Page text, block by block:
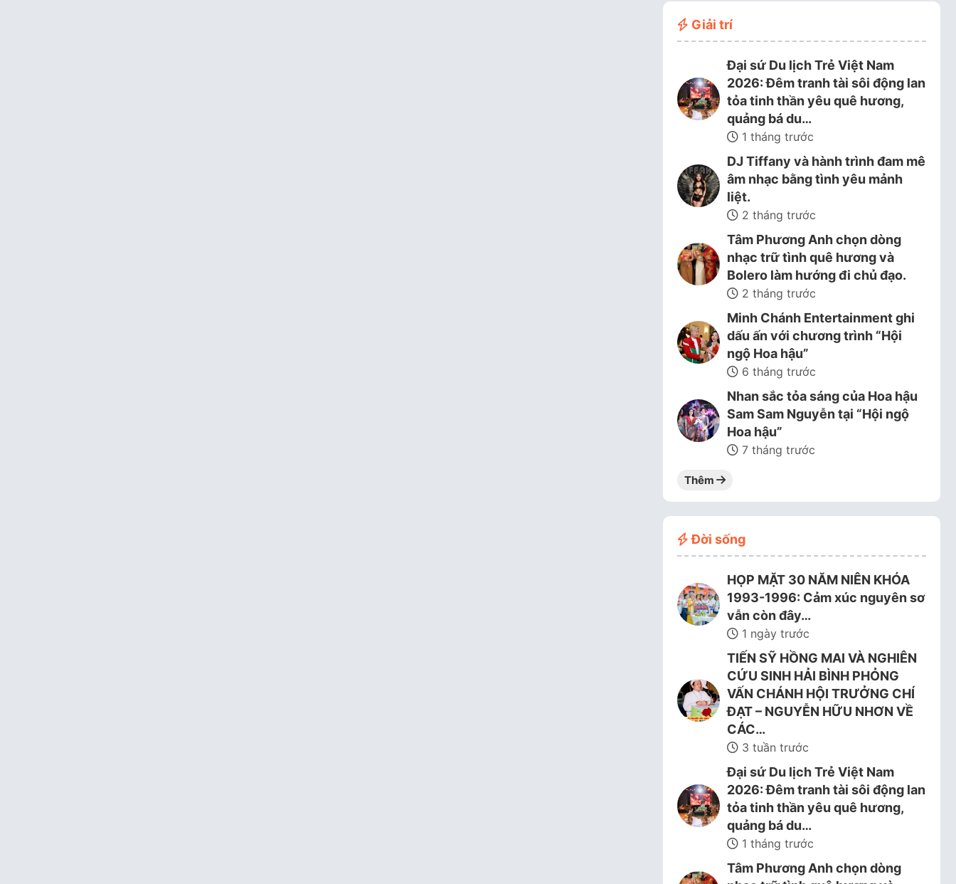
Giải trí
Đại sứ Du lịch Trẻ Việt Nam
2026: Đêm tranh tài sôi động lan
tỏa tinh thần yêu quê hương,
quảng bá du…
1 tháng trước
DJ Tiffany và hành trình đam mê
âm nhạc bằng tình yêu mảnh
liệt.
2 tháng trước
Tâm Phương Anh chọn dòng
nhạc trữ tình quê hương và
Bolero làm hướng đi chủ đạo.
2 tháng trước
Minh Chánh Entertainment ghi
dấu ấn với chương trình “Hội
ngộ Hoa hậu”
6 tháng trước
Nhan sắc tỏa sáng của Hoa hậu
Sam Sam Nguyễn tại “Hội ngộ
Hoa hậu”
7 tháng trước
Thêm
Đời sống
HỌP MẶT 30 NĂM NIÊN KHÓA
1993-1996: Cảm xúc nguyên sơ
vẫn còn đây…
1 ngày trước
TIẾN SỸ HỒNG MAI VÀ NGHIÊN
CỨU SINH HẢI BÌNH PHỎNG
VẤN CHÁNH HỘI TRƯỞNG CHÍ
ĐẠT – NGUYỄN HỮU NHƠN VỀ
CÁC…
3 tuần trước
Đại sứ Du lịch Trẻ Việt Nam
2026: Đêm tranh tài sôi động lan
tỏa tinh thần yêu quê hương,
quảng bá du…
1 tháng trước
Tâm Phương Anh chọn dòng